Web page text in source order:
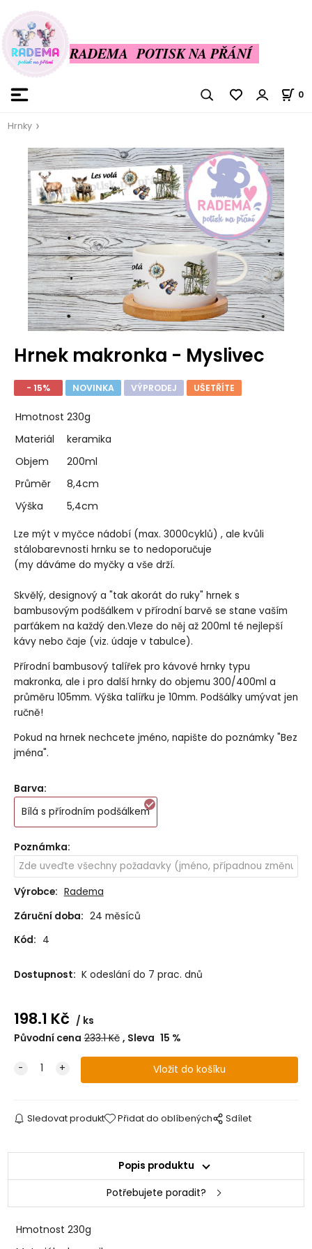
RADEMA POTISK NA PŘÁNÍ
0
Hrnky
Hrnek makronka - Myslivec
- 15% NOVINKA VÝPRODEJ UŠETŘÍTE
Hmotnost 230g
Materiál
keramika
Objem
200ml
Průměr
8,4cm
Výška
5,4cm
Lze mýt v myčce nádobí (max. 3000cyklů) , ale kvůli
stálobarevnosti hrnku se to nedoporučuje
(my dáváme do myčky a vše drží.
Skvělý, designový a "tak akorát do ruky" hrnek s
bambusovým podšálkem v přírodní barvě se stane vaším
parťákem na každý den.Vleze do něj až 200ml té nejlepší
kávy nebo čaje (viz. údaje v tabulce).
Přírodní bambusový talířek pro kávové hrnky typu
makronka, ale i pro další hrnky do objemu 300/400ml a
průměru 105mm. Výška talířku je 10mm. Podšálky umývat jen
ručně!
Pokud na hrnek nechcete jméno, napište do poznámky "Bez
jména".
Barva:
Bílá s přírodním podšálkem
Poznámka:
Výrobce: Radema
Záruční doba: 24 měsíců
Kód: 4
Dostupnost: K odeslání do 7 prac. dnů
198.1 Kč
ks
Původní cena 233.1Kč Sleva 15 %
Sledovat produkt Přidat do oblíbených Sdílet
Popis produktu
Potřebujete poradit?
Hmotnost 230g